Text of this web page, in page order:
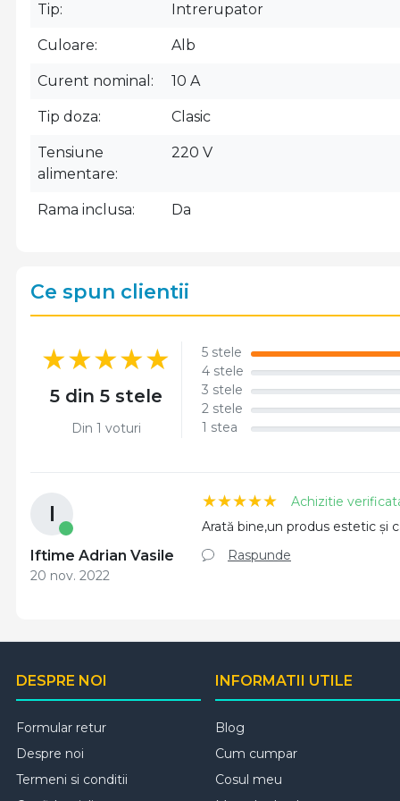
Tip Intrerupator
Culoare Alb
Curent nominal 10 A
Tip doza Clasic
Tensiune
alimentare
220 V
Rama inclusa Da
Ce spun clientii
5 din 5 stele
Din 1 voturi
5 stele
4 stele
3 stele
2 stele
1 stea
I
Iftime Adrian Vasile
20 nov. 2022
Achizitie
Arată bine,un produs estetic și
Raspunde
DESPRE NOI
Formular retur
Despre noi
Termeni si conditii
INFORMATII UTILE
Blog
Cum cumpar
Cosul meu